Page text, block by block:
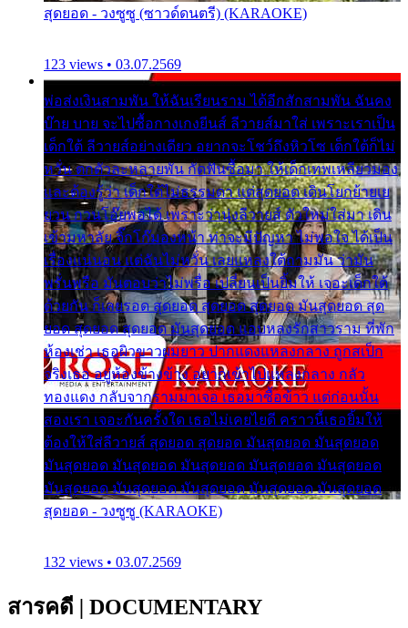
สุดยอด - วงซูซู (ซาวด์ดนตรี) (KARAOKE)
123 views • 03.07.2569
พ่อส่งเงินสามพัน ให้ฉันเรียนราม ได้อีกสักสามพัน ฉันคง
บ๊าย บาย จะไปซื้อกางเกงยีนส์ ลีวายส์มาใส่ เพราะเราเป็น
เด็กใต้ ลีวายส์อย่างเดียว อยากจะโชว์ถึงหิวโซ เด็กใต้ก็ไม่
หวั่น ตกตัวละหลายพัน กัดฟันซื้อมา ให้เด็กเทพเหลียวมอง
และต้องรู้ว่า เด็กใต้ไม่ธรรมดา แต่สุดยอด เดินโยกย้ายเย
ยวน กวนโอ๊ยพอได้ เพราะว่านุ่งลีวายส์ ตัวใหม่ใส่มา เดิน
เข้ามหาลัย จิ๊กโก๊มองหน้า ท่าจะมีปัญหา ไม่พอใจ ได้เป็น
เรื่องแน่นอน แต่ฉันไม่หวั่น เลยแหลงใต้ถามมัน ว่ามัน
พรั่นพรือ มันตอบว่าไม่พรื่อ เปลี่ยนเป็นยิ้มให้ เจอะเด็กใต้
ด้วยกัน ก็เลยรอด สุดยอด สุดยอด สุดยอด มันสุดยอด สุด
ยอด สุดยอด สุดยอด มันสุดยอด แอบหลงรักสาวราม ที่พัก
ห้องเช่า เธอผิวขาวผมยาว ปากแดงแหลงกลาง ถูกสเป็ก
จริงเธอ อยู่ห้องข้างข้าง อยากเข้าไปแหลงกลาง กลัว
ทองแดง กลับจากรามมาเจอ เธอมาซื้อข้าว แต่ก่อนนั้น
สองเรา เจอะกันครั้งใด เธอไม่เคยไยดี คราวนี้เธอยิ้มให้
ต้องให้ใส่ลีวายส์ สุดยอด สุดยอด มันสุดยอด มันสุดยอด
มันสุดยอด มันสุดยอด มันสุดยอด มันสุดยอด มันสุดยอด
มันสุดยอด มันสุดยอด มันสุดยอด มันสุดยอด มันสุดยอด
สุดยอด - วงซูซู (KARAOKE)
132 views • 03.07.2569
สารคดี | DOCUMENTARY